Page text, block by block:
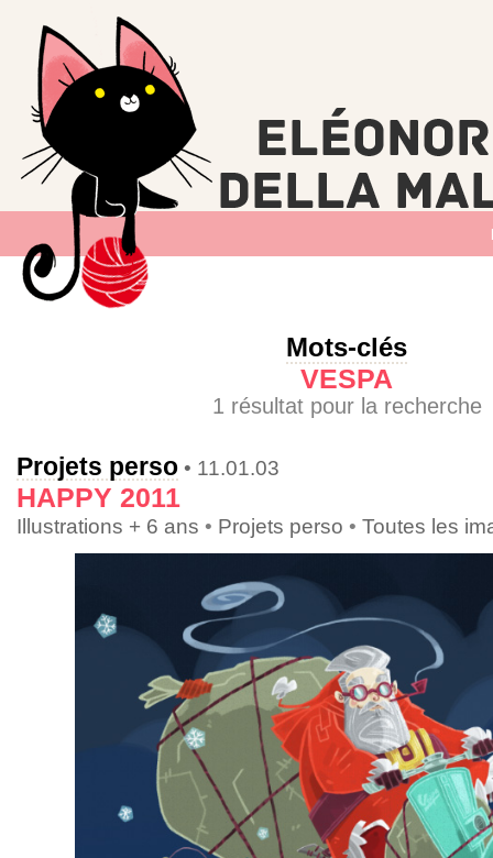
Mots-clés
VESPA
1 résultat pour la recherche
Projets perso • 11.01.03
HAPPY 2011
Illustrations + 6 ans • Projets perso • Toutes les